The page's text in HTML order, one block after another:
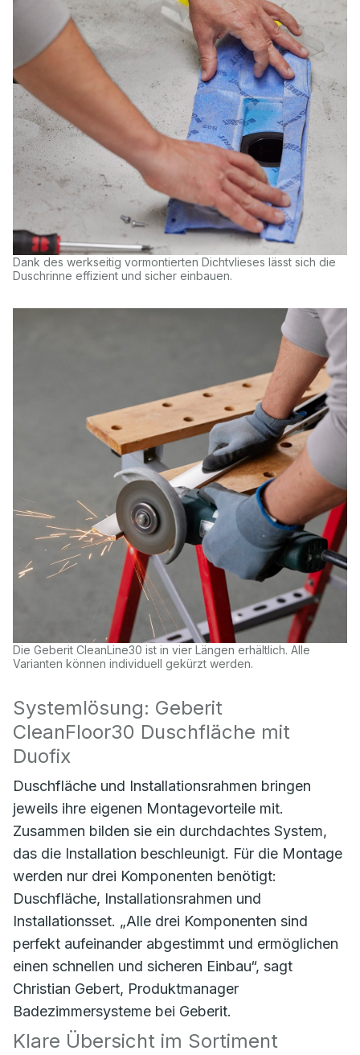
Dank des werkseitig vormontierten Dichtvlieses lässt sich die
Duschrinne effizient und sicher einbauen.
Die Geberit CleanLine30 ist in vier Längen erhältlich. Alle
Varianten können individuell gekürzt werden.
Systemlösung: Geberit
CleanFloor30 Duschfläche mit
Duofix
Duschfläche und Installationsrahmen bringen
jeweils ihre eigenen Montagevorteile mit.
Zusammen bilden sie ein durchdachtes System,
das die Installation beschleunigt. Für die Montage
werden nur drei Komponenten benötigt:
Duschfläche, Installationsrahmen und
Installationsset. „Alle drei Komponenten sind
perfekt aufeinander abgestimmt und ermöglichen
einen schnellen und sicheren Einbau“, sagt
Christian Gebert, Produktmanager
Badezimmersysteme bei Geberit.
Klare Übersicht im Sortiment